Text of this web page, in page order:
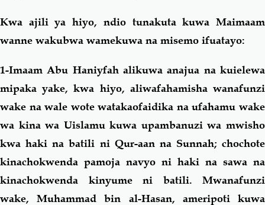
Kwa ajili ya hiyo, ndio tunakuta kuwa Maimaam
wanne wakubwa wamekuwa na misemo ifuatayo:
1-Imaam Abu Haniyfahalikuwa anajua na kuielewa
mipaka yake, kwa hiyo, aliwafahamisha wanafunzi
wake na wale wote watakaofaidika na ufahamu wake
wa kina wa Uislamu kuwa upambanuzi wa mwisho
kwa haki na batili ni Qur-aan na Sunnah; chochote
kinachokwenda pamoja navyo ni haki na sawa na
kinachokwenda kinyume ni batili. Mwanafunzi
wake, Muhammad bin al-Hasan, ameripoti kuwa